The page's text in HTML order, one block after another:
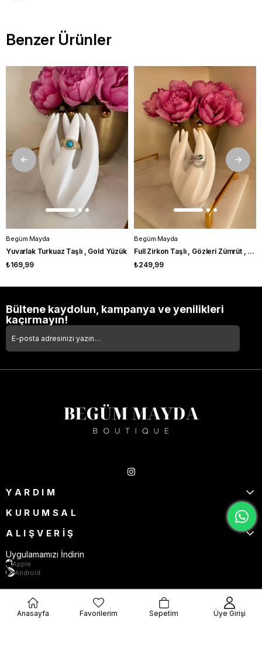
Benzer Ürünler
Begüm Mayda
Yuvarlak Turkuaz Taşlı , Gold Yüzük
₺169,99
Begüm Mayda
Full Zirkon Taşlı , Gözleri Zümrüt , Serpent Yüzük
₺249,99
Bültene kaydolun, kampanya ve yenilikleri
kaçırmayın!
YARDIM
KURUMSAL
ALIŞVERİŞ
Uygulamamızı İndirin
Apple
Android
Anasayfa Favorilerim Sepetim Üye Girişi